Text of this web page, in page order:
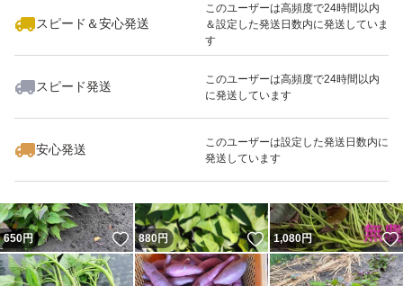
スピード＆安心発送
このユーザーは高頻度で24時間以内
＆設定した発送日数内に発送していま
す
スピード発送
このユーザーは高頻度で24時間以内
に発送しています
安心発送
このユーザーは設定した発送日数内に
発送しています
いいね！
1,400
650円 いいね！
880円 いいね！
1,080円